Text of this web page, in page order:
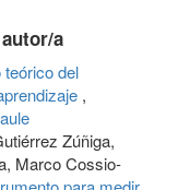
a
teórico del
,
Zúñiga,
Marco Cossio-